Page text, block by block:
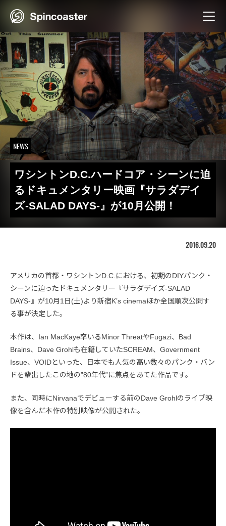
NEWS
ワシントンD.C.ハードコア・シーンに迫
るドキュメンタリー映画『サラダデイ
ズ-SALAD DAYS-』が10月公開！
2016.09.20
アメリカの首都・ワシントンD.C.における、初期のDIYパンク・
シーンに迫ったドキュメンタリー『サラダデイズ-SALAD
DAYS-』が10月1日(土)より新宿K’s cinemaほか全国順次公開す
る事が決定した。
本作は、Ian MacKaye率いるMinor ThreatやFugazi、Bad
Brains、Dave Grohlも在籍していたSCREAM、Government
Issue、VOIDといった、日本でも人気の高い数々のパンク・バン
ドを輩出したこの地の”80年代”に焦点をあてた作品です。
また、同時にNirvanaでデビューする前のDave Grohlのライブ映
像を含んだ本作の特別映像が公開された。